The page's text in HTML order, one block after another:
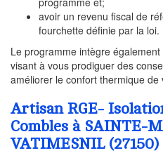
avoir un revenu fiscal de
fourchette définie par la loi.
Le programme intègre
visant à vous prodiguer des
améliorer le confort thermique de
Artisan RGE-
Combles à SAINTE-
VATIMESNIL (27150)